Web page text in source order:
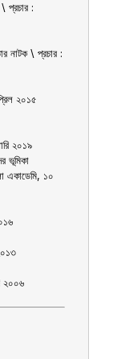
\ প্রচার :
নাটক \ প্রচার :
২০১৫
২০১৯
ভূমিকা
একাডেমি, ১০
২০০৬